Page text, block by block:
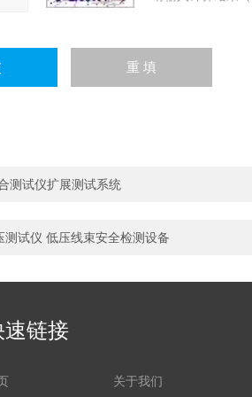
测试仪扩展测试系统
试仪 低压线束安全检测设备
速链接
关于我们